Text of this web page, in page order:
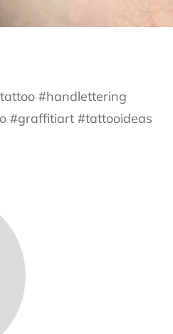
#handlettering
#graffitiart #tattooideas